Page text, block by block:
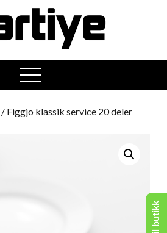
open
menu
/ Figgjo klassik service 20 deler